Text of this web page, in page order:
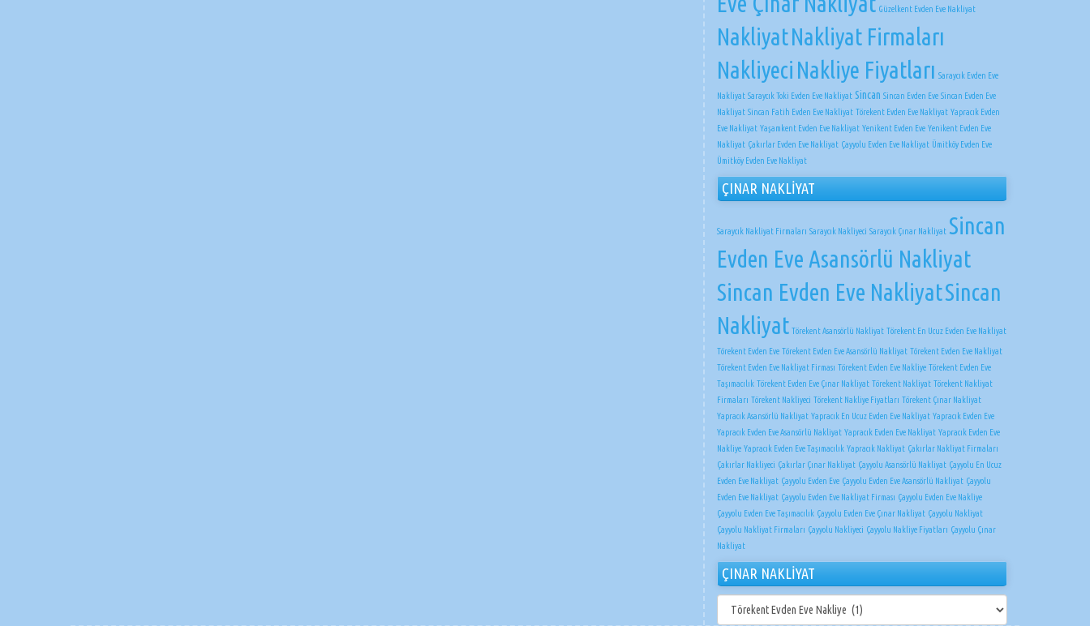
Güzelkent Evden Eve Nakliyat
NakliyatNakliyat Firmaları
Nakliyeci Nakliye Fiyatları Saraycık Evden Eve
Nakliyat Saraycık Toki Evden Eve Nakliyat Sincan Sincan Evden Eve Sincan Evden Eve
Nakliyat Sincan Fatih Evden Eve Nakliyat Törekent Evden Eve Nakliyat Yapracık Evden
Eve Nakliyat Yaşamkent Evden Eve Nakliyat Yenikent Evden Eve Yenikent Evden Eve
Nakliyat Çakırlar Evden Eve Nakliyat Çayyolu Evden Eve Nakliyat Ümitköy Evden Eve
Ümitköy Evden Eve Nakliyat
ÇINAR NAKLİYAT
Saraycık Nakliyat Firmaları Saraycık Nakliyeci Saraycık Çınar Nakliyat Sincan
Evden Eve Asansörlü Nakliyat
Sincan Evden Eve NakliyatSincan
Nakliyat Törekent Asansörlü Nakliyat Törekent En Ucuz Evden Eve Nakliyat
Törekent Evden Eve Törekent Evden Eve Asansörlü Nakliyat Törekent Evden Eve Nakliyat
Törekent Evden Eve Nakliyat Firması Törekent Evden Eve Nakliye Törekent Evden Eve
Taşımacılık Törekent Evden Eve Çınar Nakliyat Törekent Nakliyat Törekent Nakliyat
Firmaları Törekent Nakliyeci Törekent Nakliye Fiyatları Törekent Çınar Nakliyat
Yapracık Asansörlü Nakliyat Yapracık En Ucuz Evden Eve Nakliyat Yapracık Evden Eve
Yapracık Evden Eve Asansörlü Nakliyat Yapracık Evden Eve Nakliyat Yapracık Evden Eve
Nakliye Yapracık Evden Eve Taşımacılık Yapracık Nakliyat Çakırlar Nakliyat Firmaları
Çakırlar Nakliyeci Çakırlar Çınar Nakliyat Çayyolu Asansörlü Nakliyat Çayyolu En Ucuz
Evden Eve Nakliyat Çayyolu Evden Eve Çayyolu Evden Eve Asansörlü Nakliyat Çayyolu
Evden Eve Nakliyat Çayyolu Evden Eve Nakliyat Firması Çayyolu Evden Eve Nakliye
Çayyolu Evden Eve Taşımacılık Çayyolu Evden Eve Çınar Nakliyat Çayyolu Nakliyat
Çayyolu Nakliyat Firmaları Çayyolu Nakliyeci Çayyolu Nakliye Fiyatları Çayyolu Çınar
Nakliyat
ÇINAR NAKLİYAT
ÇINAR
NAKLİYAT